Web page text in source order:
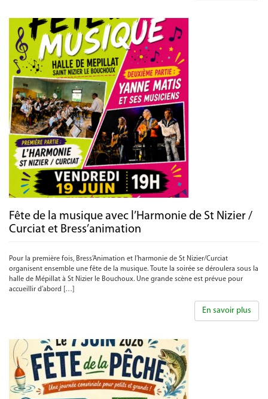
Fête de la musique avec l’Harmonie de St Nizier /
Curciat et Bress’animation
Pour la première fois, Bress’Animation et l’harmonie de St Nizier/Curciat
organisent ensemble une fête de la musique. Toute la soirée se déroulera sous la
halle de Mépillat à St Nizier le Bouchoux. Une grande scène est prévue pour
accueillir d’abord […]
En savoir plus